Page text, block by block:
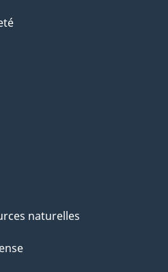
naturelles